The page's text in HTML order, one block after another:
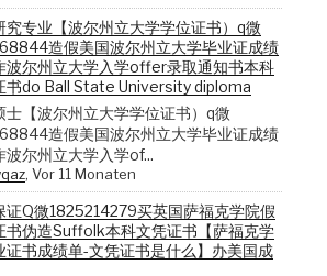
究专业【波尔州立大学学位证书）q微
造假美国波尔州立大学毕业证成绩
波尔州立大学入学offer录取通知书本科
书do Ball State University diploma
士【波尔州立大学学位证书）q微
造假美国波尔州立大学毕业证成绩
波尔州立大学入学of...
, Vor 11 Monaten
证Q微1825214279买英国萨福克学院假
书伪造Suffolk本科文凭证书【萨福克学
证书成绩单-文凭证书是什么】办美国成